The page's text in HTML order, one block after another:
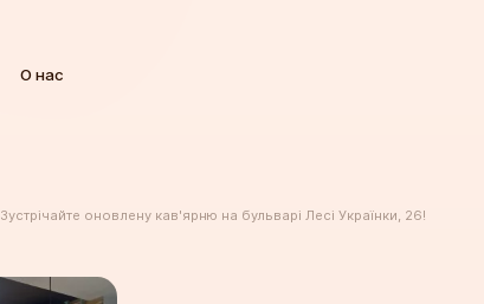
О нас
Зустрічайте оновлену кав'ярню на бульварі Лесі Українки, 26!